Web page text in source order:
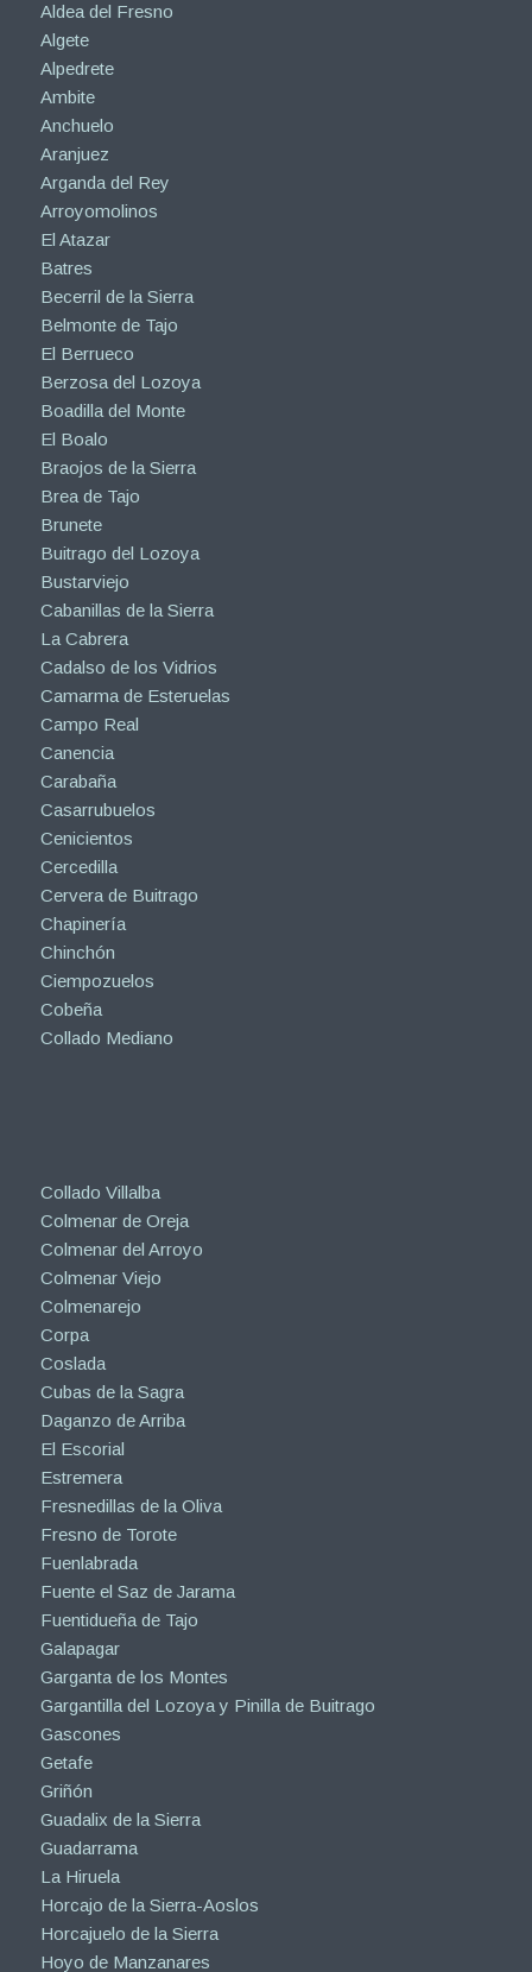
Aldea del Fresno
Algete
Alpedrete
Ambite
Anchuelo
Aranjuez
Arganda del Rey
Arroyomolinos
El Atazar
Batres
Becerril de la Sierra
Belmonte de Tajo
El Berrueco
Berzosa del Lozoya
Boadilla del Monte
El Boalo
Braojos de la Sierra
Brea de Tajo
Brunete
Buitrago del Lozoya
Bustarviejo
Cabanillas de la Sierra
La Cabrera
Cadalso de los Vidrios
Camarma de Esteruelas
Campo Real
Canencia
Carabaña
Casarrubuelos
Cenicientos
Cercedilla
Cervera de Buitrago
Chapinería
Chinchón
Ciempozuelos
Cobeña
Collado Mediano
Collado Villalba
Colmenar de Oreja
Colmenar del Arroyo
Colmenar Viejo
Colmenarejo
Corpa
Coslada
Cubas de la Sagra
Daganzo de Arriba
El Escorial
Estremera
Fresnedillas de la Oliva
Fresno de Torote
Fuenlabrada
Fuente el Saz de Jarama
Fuentidueña de Tajo
Galapagar
Garganta de los Montes
Gargantilla del Lozoya y Pinilla de Buitrago
Gascones
Getafe
Griñón
Guadalix de la Sierra
Guadarrama
La Hiruela
Horcajo de la Sierra-Aoslos
Horcajuelo de la Sierra
Hoyo de Manzanares